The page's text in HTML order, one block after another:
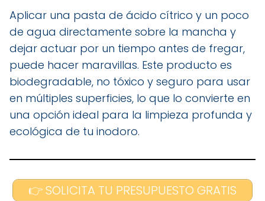
Aplicar una pasta de ácido cítrico y un poco
de agua directamente sobre la mancha y
dejar actuar por un tiempo antes de fregar,
puede hacer maravillas. Este producto es
biodegradable, no tóxico y seguro para usar
en múltiples superficies, lo que lo convierte en
una opción ideal para la limpieza profunda y
ecológica de tu inodoro.
👉 SOLICITA TU PRESUPUESTO GRATIS